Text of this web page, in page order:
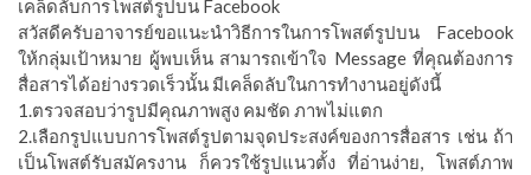
เคล็ดลับการโพสต์รูปบน Facebook
สวัสดีครับอาจารย์ขอแนะนำวิธีการในการโพสต์รูปบน Facebook
ให้กลุ่มเป้าหมาย ผู้พบเห็น สามารถเข้าใจ Message ที่คุณต้องการ
สื่อสารได้อย่างรวดเร็วนั้น มีเคล็ดลับในการทำงานอยู่ดังนี้
1.ตรวจสอบว่ารูปมีคุณภาพสูง คมชัด ภาพไม่แตก
2.เลือกรูปแบบการโพสต์รูปตามจุดประสงค์ของการสื่อสาร เช่น ถ้า
เป็นโพสต์รับสมัครงาน ก็ควรใช้รูปแนวตั้ง ที่อ่านง่าย, โพสต์ภาพ